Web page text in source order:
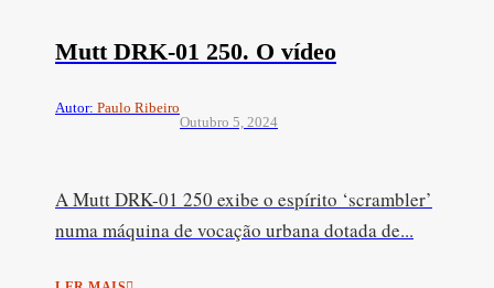
Mutt DRK-01 250. O vídeo
Autor: Paulo Ribeiro
Outubro 5, 2024
A Mutt DRK-01 250 exibe o espírito ‘scrambler’
numa máquina de vocação urbana dotada de...